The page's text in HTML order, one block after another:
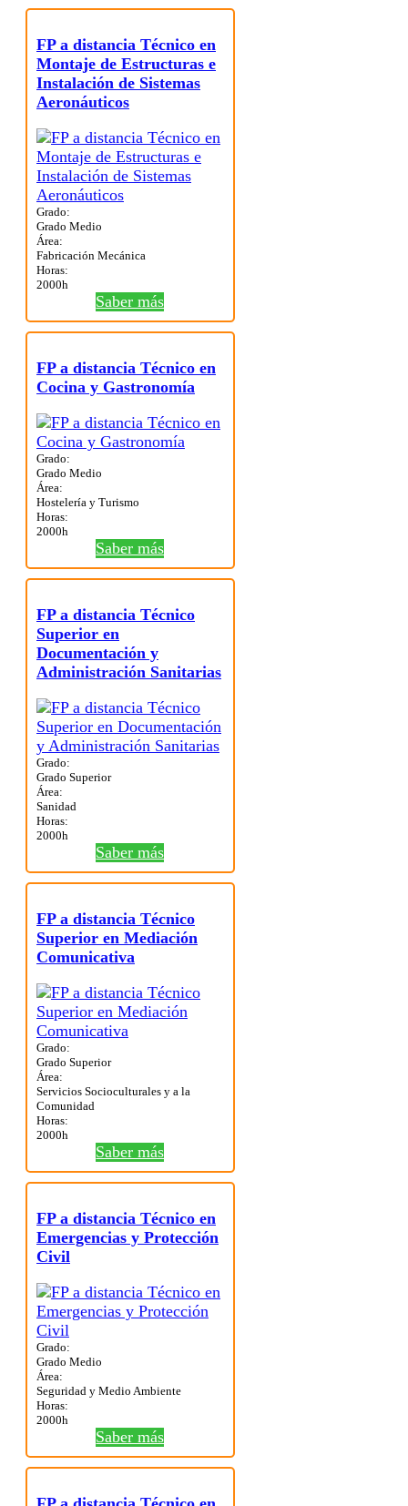
FP a distancia Técnico en
Montaje de Estructuras e
Instalación de Sistemas
Aeronáuticos
Grado:
Grado Medio
Área:
Fabricación Mecánica
Horas:
2000h
Saber más
FP a distancia Técnico en
Cocina y Gastronomía
Grado:
Grado Medio
Área:
Hostelería y Turismo
Horas:
2000h
Saber más
FP a distancia Técnico
Superior en
Documentación y
Administración Sanitarias
Grado:
Grado Superior
Área:
Sanidad
Horas:
2000h
Saber más
FP a distancia Técnico
Superior en Mediación
Comunicativa
Grado:
Grado Superior
Área:
Servicios Socioculturales y a la
Comunidad
Horas:
2000h
Saber más
FP a distancia Técnico en
Emergencias y Protección
Civil
Grado:
Grado Medio
Área:
Seguridad y Medio Ambiente
Horas:
2000h
Saber más